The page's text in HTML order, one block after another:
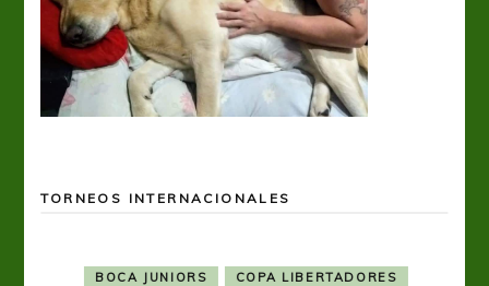
TORNEOS INTERNACIONALES
BOCA JUNIORS COPA LIBERTADORES